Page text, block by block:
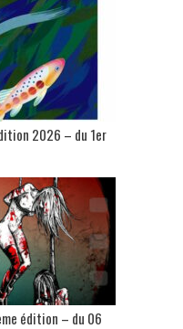
2026 – du 1er
édition – du 06